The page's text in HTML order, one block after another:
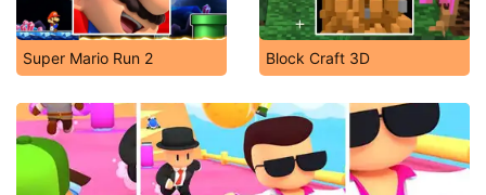
Super Mario Run 2 Block Craft 3D